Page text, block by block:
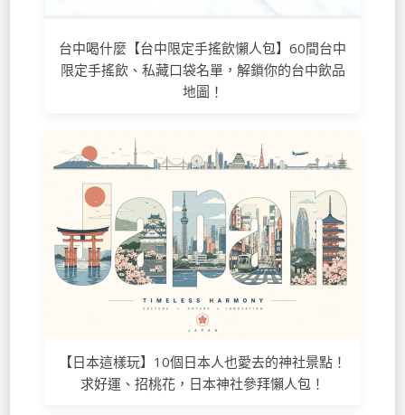
台中喝什麼【台中限定手搖飲懶人包】60間台中
限定手搖飲、私藏口袋名單，解鎖你的台中飲品
地圖！
【日本這樣玩】10個日本人也愛去的神社景點！
求好運、招桃花，日本神社參拜懶人包！